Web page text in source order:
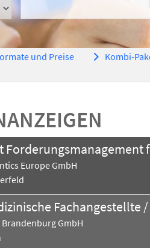
und Preise Kombi-
Europe GmbH
Fachangestellte
GmbH